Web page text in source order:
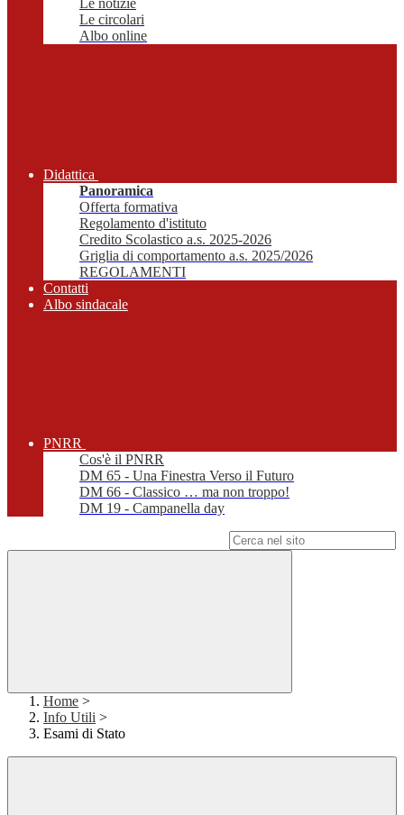
Le notizie
Le circolari
Albo online
Didattica
Panoramica
Offerta formativa
Regolamento d'istituto
Credito Scolastico a.s. 2025-2026
Griglia di comportamento a.s. 2025/2026
REGOLAMENTI
Contatti
Albo sindacale
PNRR
Cos'è il PNRR
DM 65 - Una Finestra Verso il Futuro
DM 66 - Classico … ma non troppo!
DM 19 - Campanella day
Home >
Info Utili >
Esami di Stato